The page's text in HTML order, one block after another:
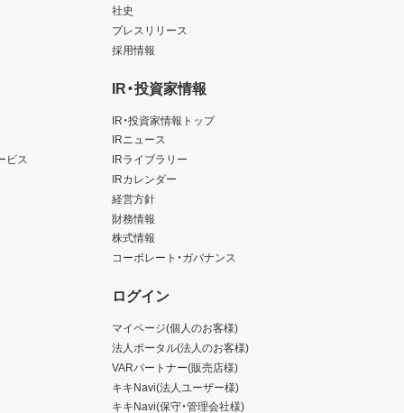
ビス
社史
プレスリリース
採用情報
IR・投資家情報
IR・投資家情報トップ
IRニュース
IRライブラリー
IRカレンダー
経営方針
財務情報
株式情報
コーポレート・ガバナンス
ログイン
マイページ(個人のお客様)
法人ポータル(法人のお客様)
VARパートナー(販売店様)
キキNavi(法人ユーザー様)
キキNavi(保守・管理会社様)